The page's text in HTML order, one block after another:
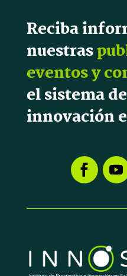
Reciba
nuestras
eventos y
el sistema
innovación